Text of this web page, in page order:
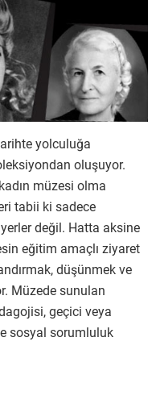
yolculuğa
oluşuyor.
müzesi olma
tabii ki sadece
değil. Hatta aksine
eğitim amaçlı ziyaret
düşünmek ve
Müzede sunulan
geçici veya
sosyal sorumluluk